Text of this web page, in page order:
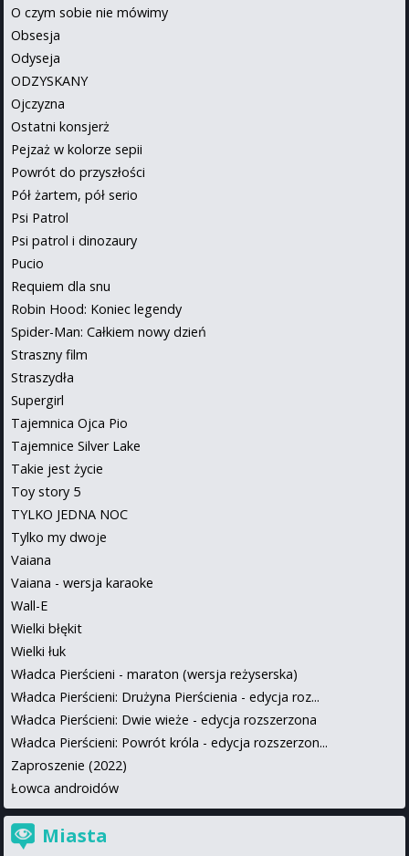
O czym sobie nie mówimy
Obsesja
Odyseja
ODZYSKANY
Ojczyzna
Ostatni konsjerż
Pejzaż w kolorze sepii
Powrót do przyszłości
Pół żartem, pół serio
Psi Patrol
Psi patrol i dinozaury
Pucio
Requiem dla snu
Robin Hood: Koniec legendy
Spider-Man: Całkiem nowy dzień
Straszny film
Straszydła
Supergirl
Tajemnica Ojca Pio
Tajemnice Silver Lake
Takie jest życie
Toy story 5
TYLKO JEDNA NOC
Tylko my dwoje
Vaiana
Vaiana - wersja karaoke
Wall-E
Wielki błękit
Wielki łuk
Władca Pierścieni - maraton (wersja reżyserska)
Władca Pierścieni: Drużyna Pierścienia - edycja roz...
Władca Pierścieni: Dwie wieże - edycja rozszerzona
Władca Pierścieni: Powrót króla - edycja rozszerzon...
Zaproszenie (2022)
Łowca androidów
Miasta